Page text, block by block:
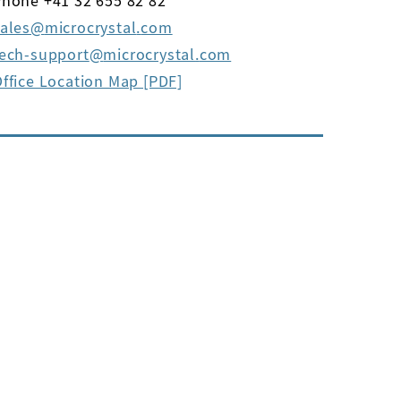
microcrystal com
support
microcrystal com
Location Map [PDF]